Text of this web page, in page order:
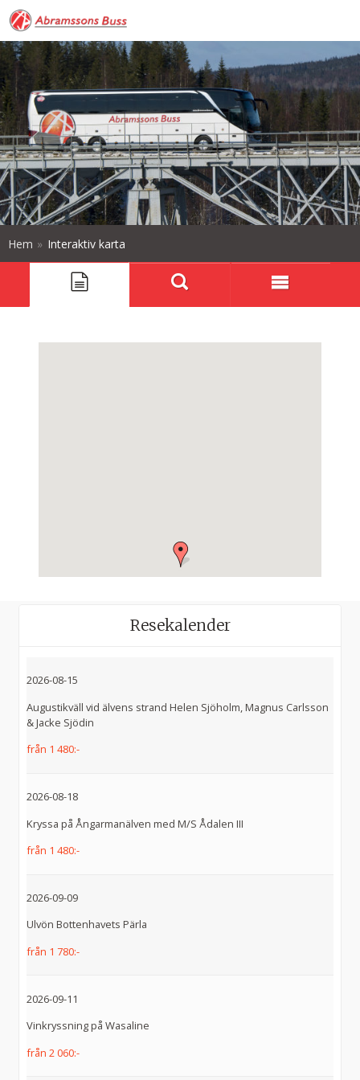
Hem » Interaktiv karta
Resekalender
2026-08-15
Augustikväll vid älvens strand Helen Sjöholm, Magnus Carlsson
& Jacke Sjödin
från 1 480:-
2026-08-18
Kryssa på Ångarmanälven med M/S Ådalen III
från 1 480:-
2026-09-09
Ulvön Bottenhavets Pärla
från 1 780:-
2026-09-11
Vinkryssning på Wasaline
från 2 060:-